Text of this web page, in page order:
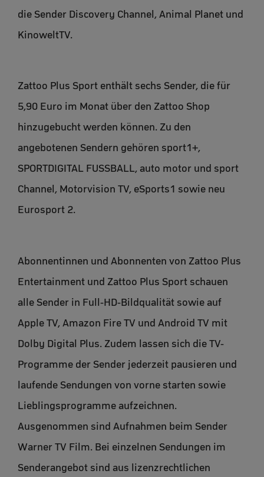
die Sender Discovery Channel, Animal Planet und
KinoweltTV.
Zattoo Plus Sport enthält sechs Sender, die für
5,90 Euro im Monat über den Zattoo Shop
hinzugebucht werden können. Zu den
angebotenen Sendern gehören sport1+,
SPORTDIGITAL FUSSBALL, auto motor und sport
Channel, Motorvision TV, eSports1 sowie neu
Eurosport 2.
Abonnentinnen und Abonnenten von Zattoo Plus
Entertainment und Zattoo Plus Sport schauen
alle Sender in Full-HD-Bildqualität sowie auf
Apple TV, Amazon Fire TV und Android TV mit
Dolby Digital Plus. Zudem lassen sich die TV-
Programme der Sender jederzeit pausieren und
laufende Sendungen von vorne starten sowie
Lieblingsprogramme aufzeichnen.
Ausgenommen sind Aufnahmen beim Sender
Warner TV Film. Bei einzelnen Sendungen im
Senderangebot sind aus lizenzrechtlichen